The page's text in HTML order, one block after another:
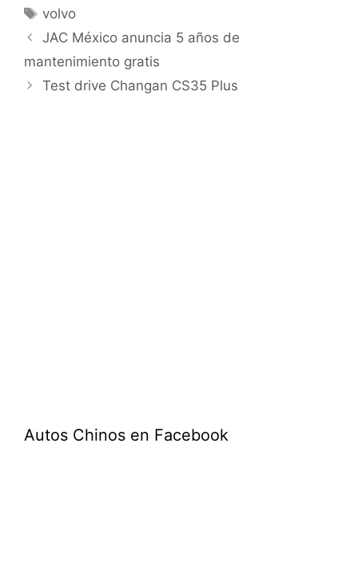
volvo
JAC México anuncia 5 años de
mantenimiento gratis
Test drive Changan CS35 Plus
Autos Chinos en Facebook